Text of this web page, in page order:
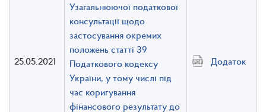
25.05.2021
Узагальнюючої податкової
консультації щодо
застосування окремих
положень статті 39
Податкового кодексу
України, у тому числі під
час коригування
фінансового результату до
Додаток